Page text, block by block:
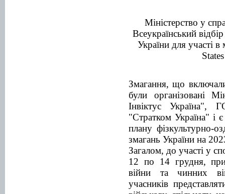
Міністерство у
Всеукраїнський
України для участі
Змагання, що
були організовані
Інвіктус
"Стратком Україна" і
плану фізкультурно-
змагань України на
Загалом, до участі у
12 по 14 грудня,
війни та чинних
учасників